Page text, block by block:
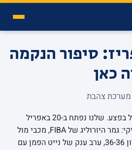
סיפור הנקמה
כאן
כל סיפור נקמה טוב מתחיל בפצע. שלנו נפתח ב-20 באפריל
2000, בהיכל פאוק בסלוניקי: גמר היורוליג של FIBA, מכבי מול
פנאתינייקוס, מחצית שוויון 36-36, ערב ענק של נייט הפמן עם